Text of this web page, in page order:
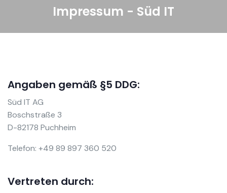
Impressum - Süd IT
Angaben gemäß §5 DDG:
Süd IT AG
Boschstraße 3
D-82178 Puchheim
Telefon: +49 89 897 360 520
Vertreten durch: